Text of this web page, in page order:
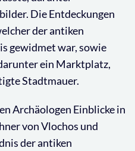
Die Entdeckungen
der antiken
gewidmet war, sowie
ein Marktplatz,
Stadtmauer.
Archäologen Einblicke in
von Vlochos und
der antiken